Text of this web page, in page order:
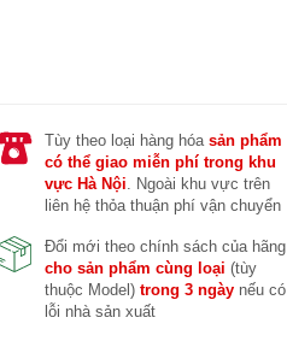
Tùy theo loại hàng hóa sản phẩm
có thể giao miễn phí trong khu
vực Hà Nội . Ngoài khu vực trên
liên hệ thỏa thuận phí vận chuyển
Đổi mới theo chính sách của hãng
cho sản phẩm cùng loại (tùy
thuộc Model) trong 3 ngàynếu có
lỗi nhà sản xuất